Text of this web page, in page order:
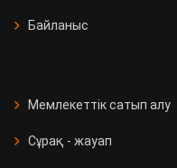
Байланыс
Мемлекеттік сатып алу
Сұрақ - жауап